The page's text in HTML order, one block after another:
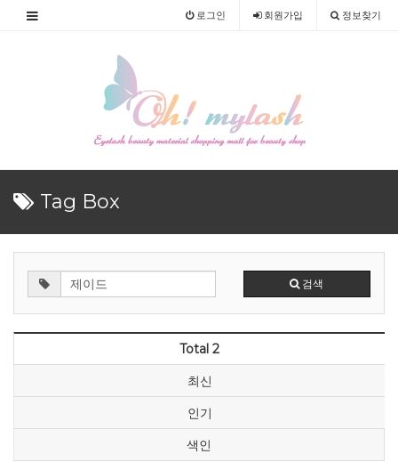
로그인 회원가입 정보찾기
Tag Box
검색
Total 2
최신
인기
색인